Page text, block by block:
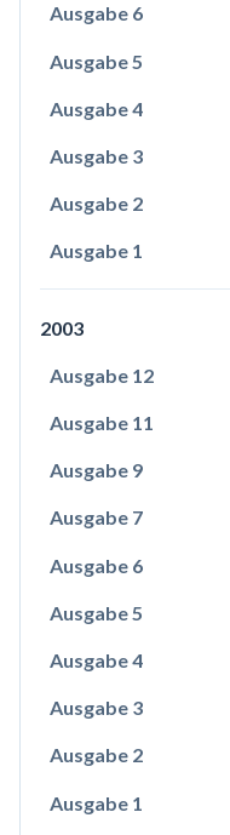
Ausgabe 6
Ausgabe 5
Ausgabe 4
Ausgabe 3
Ausgabe 2
Ausgabe 1
2003
Ausgabe 12
Ausgabe 11
Ausgabe 9
Ausgabe 7
Ausgabe 6
Ausgabe 5
Ausgabe 4
Ausgabe 3
Ausgabe 2
Ausgabe 1